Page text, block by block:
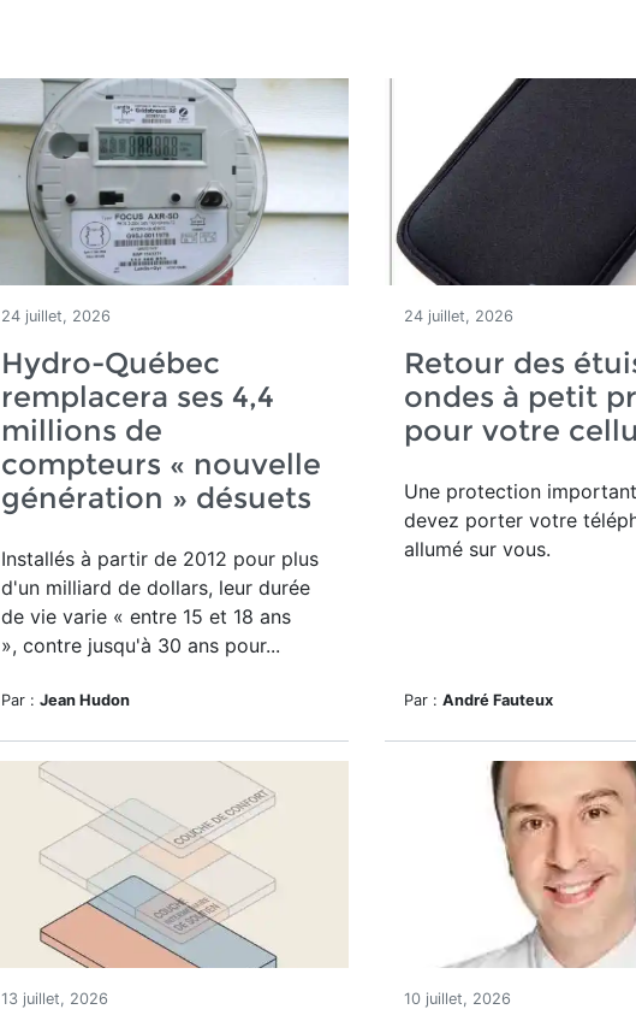
24 juillet, 2026
Hydro-Québec
remplacera ses 4,4
millions de
compteurs « nouvelle
génération » désuets
Installés à partir de 2012 pour plus
d'un milliard de dollars, leur durée
de vie varie « entre 15 et 18 ans
», contre jusqu'à 30 ans pour...
Par : Jean Hudon
24 juillet, 2026
Retour des
ondes à petit
pour votre
Une protection
devez porter votre
allumé sur vous.
Par : André Fauteux
13 juillet, 2026 10 juillet, 2026